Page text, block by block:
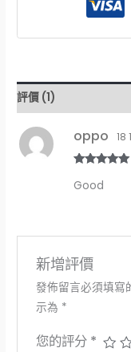
評價 (1)
5
oppo 18
Good
新增評價
發佈留言必須填寫
示為 *
您的評分 *